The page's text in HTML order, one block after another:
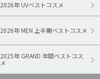
2026年 UVベストコスメ
2026年 MEN 上半期ベストコスメ
2025年 GRAND 年間ベストコス
メ